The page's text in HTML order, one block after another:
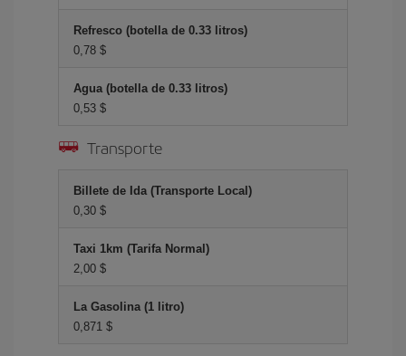
Refresco (botella de 0.33 litros)
0,78 $
Agua (botella de 0.33 litros)
0,53 $
Transporte
Billete de Ida (Transporte Local)
0,30 $
Taxi 1km (Tarifa Normal)
2,00 $
La Gasolina (1 litro)
0,871 $